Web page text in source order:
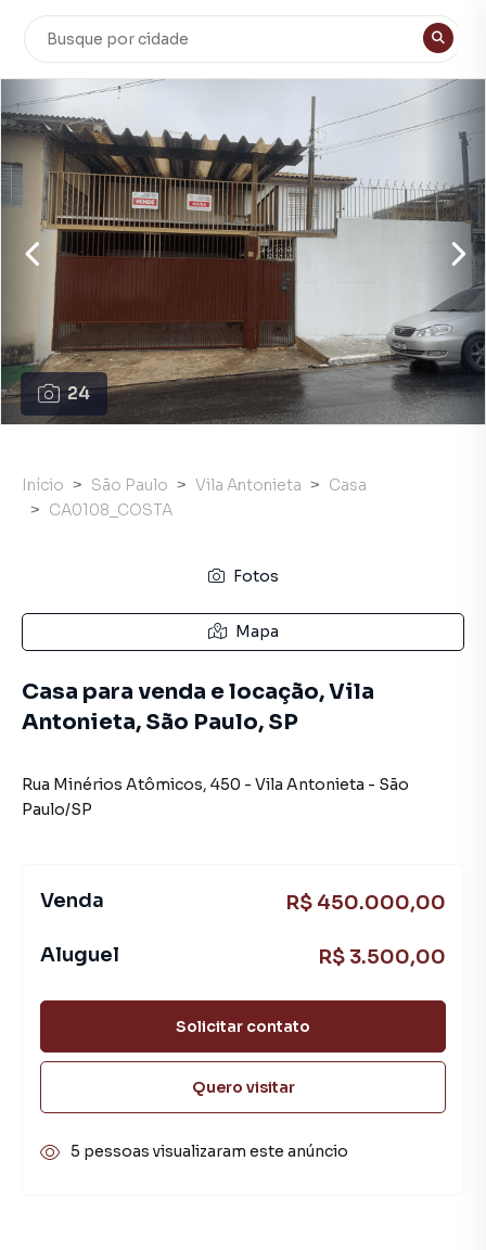
24
Início São Paulo Vila Antonieta
Casa
CA0108_COSTA
Fotos
Mapa
Casa para venda e locação, Vila
Antonieta, São Paulo, SP
Rua Minérios Atômicos, 450 - Vila Antonieta - São
Paulo/SP
Venda R$ 450.000,00
Aluguel R$ 3.500,00
Solicitar contato
Quero visitar
5 pessoas visualizaram este anúncio